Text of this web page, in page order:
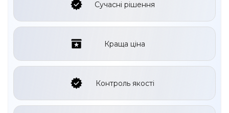
Сучасні рішення
Краща ціна
Контроль якості